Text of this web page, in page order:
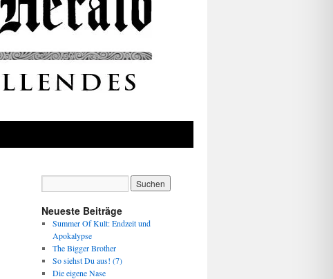
Neueste Beiträge
Summer Of Kult: Endzeit und
Apokalypse
The Bigger Brother
So siehst Du aus! (7)
Die eigene Nase